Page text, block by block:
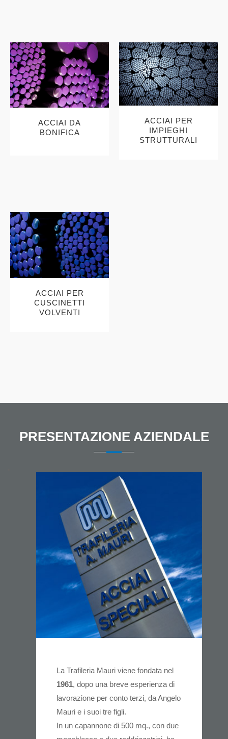
ACCIAI DA
BONIFICA
ACCIAI PER
IMPIEGHI
STRUTTURALI
ACCIAI PER
CUSCINETTI
VOLVENTI
PRESENTAZIONE AZIENDALE
La Trafileria Mauri viene fondata nel
1961, dopo una breve esperienza di
lavorazione per conto terzi, da Angelo
Mauri e i suoi tre figli.
In un capannone di 500 mq., con due